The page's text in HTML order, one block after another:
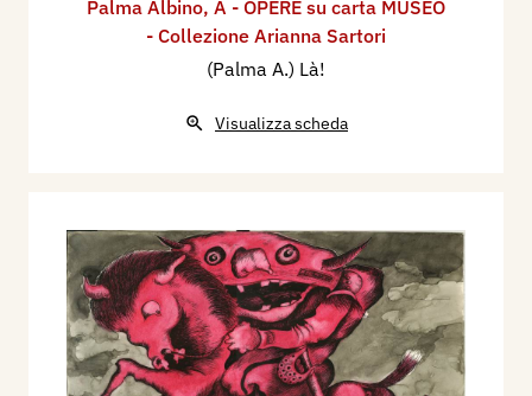
Palma Albino, A - OPERE su carta MUSEO
- Collezione Arianna Sartori
(Palma A.) Là!
Visualizza scheda